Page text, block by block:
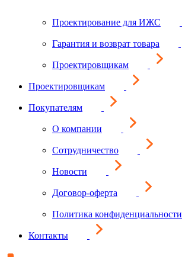
Проектирование для ИЖС
Гарантия и возврат товара
Проектировщикам
Проектировщикам
Покупателям
О компании
Сотрудничество
Новости
Договор-оферта
Политика конфиденциальности
Контакты